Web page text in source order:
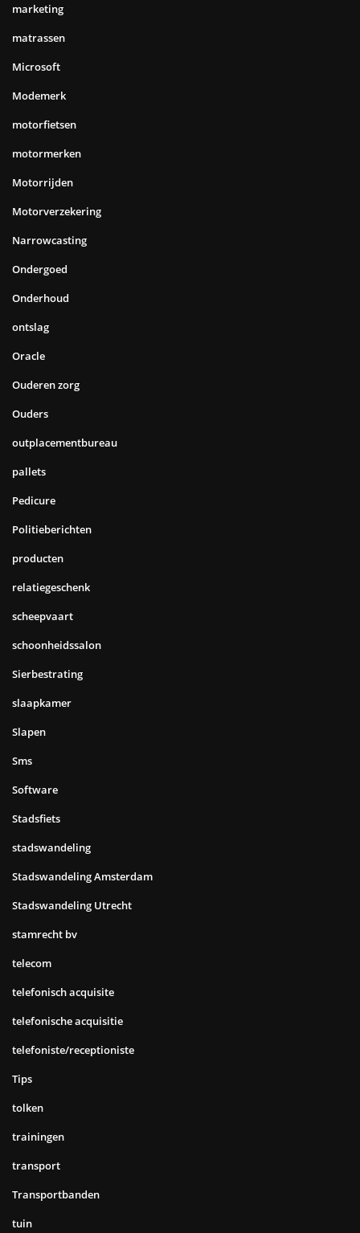
marketing
matrassen
Microsoft
Modemerk
motorfietsen
motormerken
Motorrijden
Motorverzekering
Narrowcasting
Ondergoed
Onderhoud
ontslag
Oracle
Ouderen zorg
Ouders
outplacementbureau
pallets
Pedicure
Politieberichten
producten
relatiegeschenk
scheepvaart
schoonheidssalon
Sierbestrating
slaapkamer
Slapen
Sms
Software
Stadsfiets
stadswandeling
Stadswandeling Amsterdam
Stadswandeling Utrecht
stamrecht bv
telecom
telefonisch acquisite
telefonische acquisitie
telefoniste/receptioniste
Tips
tolken
trainingen
transport
Transportbanden
tuin